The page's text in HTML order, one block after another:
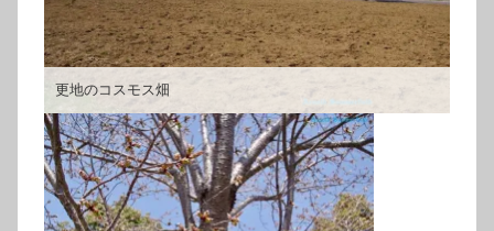
更地のコスモス畑